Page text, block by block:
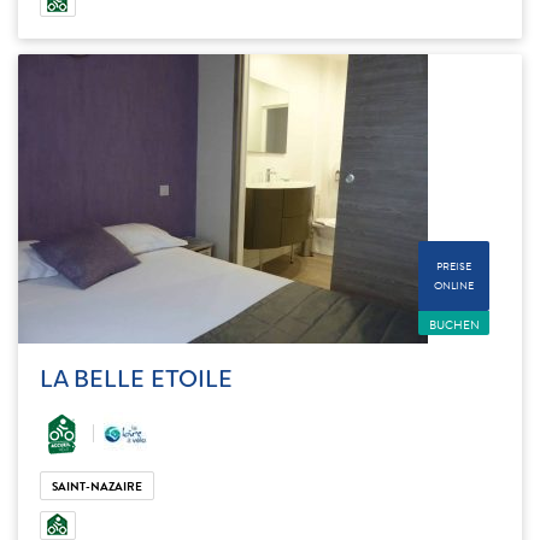
PREISE
ONLINE
BUCHEN
LA BELLE ETOILE
SAINT-NAZAIRE